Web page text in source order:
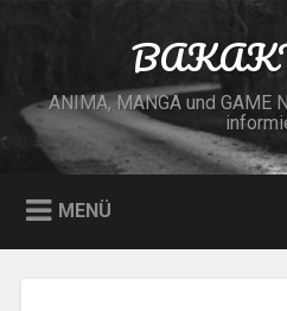
ANIMA, MANGA und GAME
MENÜ